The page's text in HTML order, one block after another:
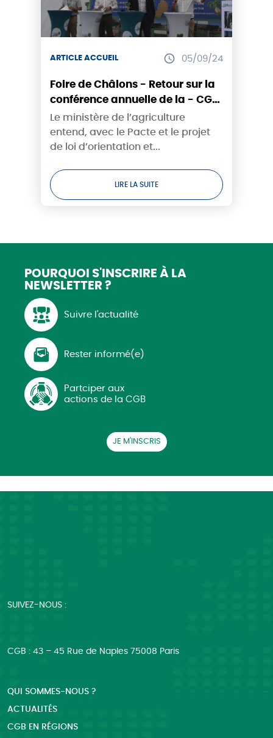
ARTICLE ACCUEIL 05/09/24
Foire de Châlons - Retour sur la
conférence annuelle de la - CGB
Champagne-Bourgogne
Le ministère de l’agriculture
entend, avec le Pacte et le projet
de loi d’orientation et...
LIRE LA SUITE
POURQUOI S'INSCRIRE À LA
NEWSLETTER ?
Suivre l'actualité
Rester informé(e)
Partciper aux
actions de la CGB
JE M'INSCRIS
SUIVEZ-NOUS :
CGB : 43 – 45 Rue de Naples 75008 Paris
QUI SOMMES-NOUS ?
ACTUALITÉS
CGB EN RÉGIONS